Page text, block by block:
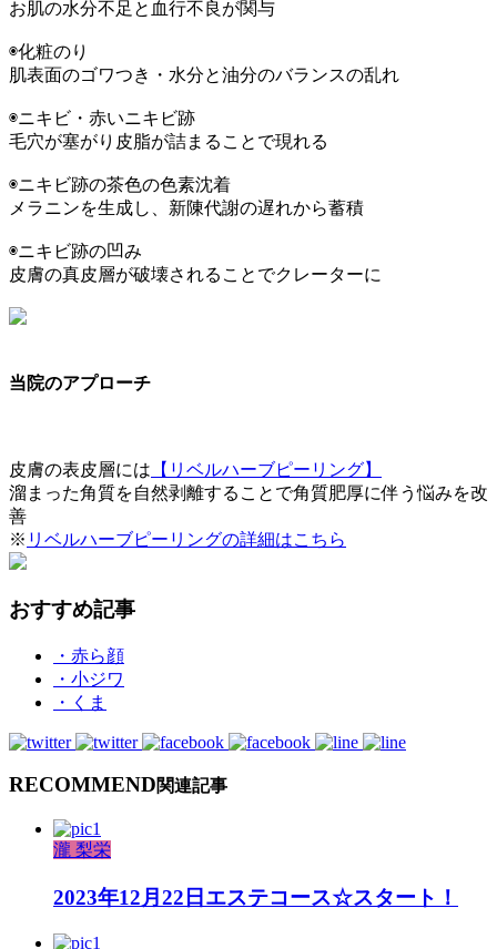
お肌の水分不足と血行不良が関与
◉化粧のり
肌表面のゴワつき・水分と油分のバランスの乱れ
◉ニキビ・赤いニキビ跡
毛穴が塞がり皮脂が詰まることで現れる
◉ニキビ跡の茶色の色素沈着
メラニンを生成し、新陳代謝の遅れから蓄積
◉ニキビ跡の凹み
皮膚の真皮層が破壊されることでクレーターに
当院のアプローチ
皮膚の表皮層には 【リベルハーブピーリング】
溜まった角質を自然剥離することで角質肥厚に伴う悩みを改
善
※ リベルハーブピーリングの詳細はこちら
おすすめ記事
・赤ら顔
・小ジワ
・くま
RECOMMEND関連記事
瀧 梨栄
2023年12月22日 エステコース☆スタート！